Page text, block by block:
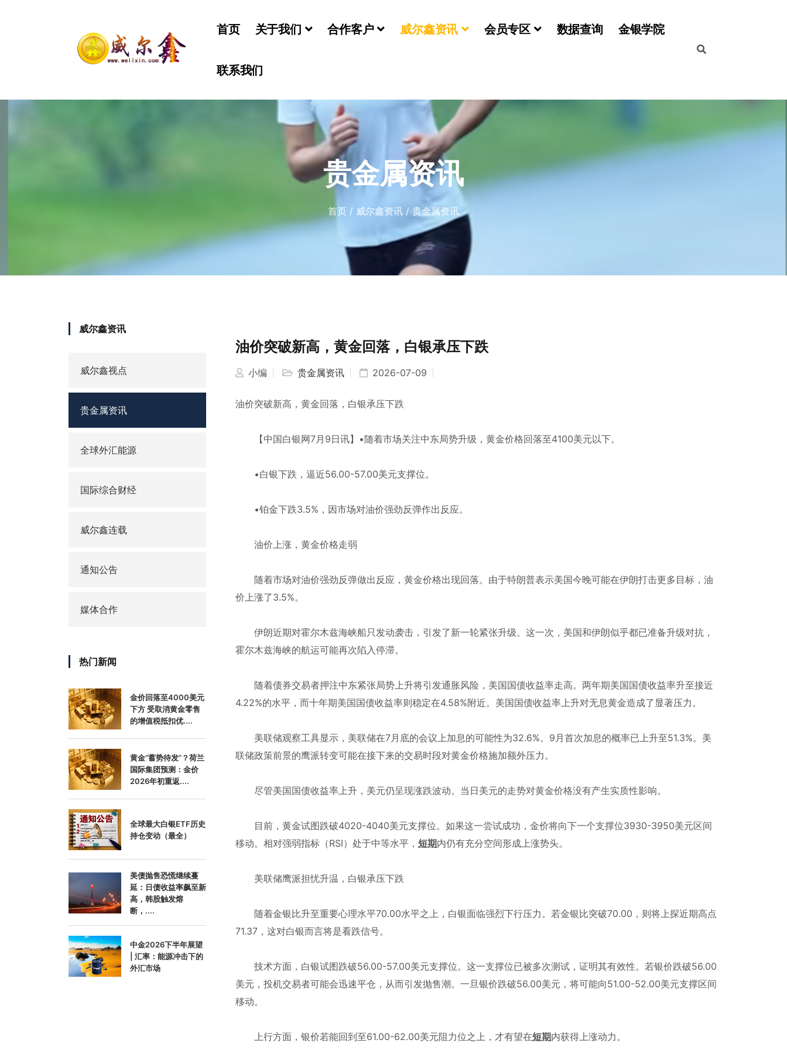
首页 关于我们 合作客户 威尔鑫资讯 会员专区 数据查询 金银学院
联系我们
贵金属资讯
首页 / 威尔鑫资讯 / 贵金属资讯
威尔鑫资讯
威尔鑫视点
贵金属资讯
全球外汇能源
国际综合财经
威尔鑫连载
通知公告
媒体合作
热门新闻
金价回落至4000美元
下方 受取消黄金零售
的增值税抵扣优....
黄金“蓄势待发”？荷兰
国际集团预测：金价
2026年初重返....
全球最大白银ETF历史
持仓变动（最全）
美债抛售恐慌继续蔓
延：日债收益率飙至新
高，韩股触发熔
断，....
中金2026下半年展望
| 汇率：能源冲击下的
外汇市场
油价突破新高，黄金回落，白银承压下跌
小编 贵金属资讯 2026-07-09
油价突破新高，黄金回落，白银承压下跌
【中国白银网7月9日讯】•随着市场关注中东局势升级，黄金价格回落至4100美元以下。
•白银下跌，逼近56.00-57.00美元支撑位。
•铂金下跌3.5%，因市场对油价强劲反弹作出反应。
油价上涨，黄金价格走弱
随着市场对油价强劲反弹做出反应，黄金价格出现回落。由于特朗普表示美国今晚可能在伊朗打击更多目标，油
价上涨了3.5%。
伊朗近期对霍尔木兹海峡船只发动袭击，引发了新一轮紧张升级。这一次，美国和伊朗似乎都已准备升级对抗，
霍尔木兹海峡的航运可能再次陷入停滞。
随着债券交易者押注中东紧张局势上升将引发通胀风险，美国国债收益率走高。两年期美国国债收益率升至接近
4.22%的水平，而十年期美国国债收益率则稳定在4.58%附近。美国国债收益率上升对无息黄金造成了显著压力。
美联储观察工具显示，美联储在7月底的会议上加息的可能性为32.6%。9月首次加息的概率已上升至51.3%。美
联储政策前景的鹰派转变可能在接下来的交易时段对黄金价格施加额外压力。
尽管美国国债收益率上升，美元仍呈现涨跌波动。当日美元的走势对黄金价格没有产生实质性影响。
目前，黄金试图跌破4020-4040美元支撑位。如果这一尝试成功，金价将向下一个支撑位3930-3950美元区间
移动。相对强弱指标（RSI）处于中等水平， 短期内仍有充分空间形成上涨势头。
美联储鹰派担忧升温，白银承压下跌
随着金银比升至重要心理水平70.00水平之上，白银面临强烈下行压力。若金银比突破70.00，则将上探近期高点
71.37，这对白银而言将是看跌信号。
技术方面，白银试图跌破56.00-57.00美元支撑位。这一支撑位已被多次测试，证明其有效性。若银价跌破56.00
美元，投机交易者可能会迅速平仓，从而引发抛售潮。一旦银价跌破56.00美元，将可能向51.00-52.00美元支撑区间
移动。
上行方面，银价若能回到至61.00-62.00美元阻力位之上，才有望在短期内获得上涨动力。